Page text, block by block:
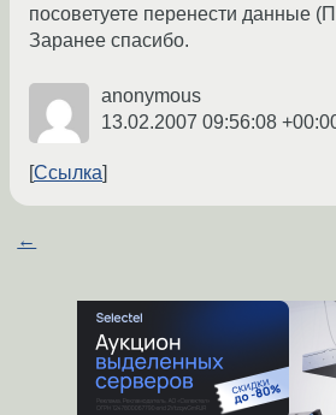
посоветуете перенести данные
Заранее спасибо.
anonymous
13.02.2007 09:56:08
Ссылка
←